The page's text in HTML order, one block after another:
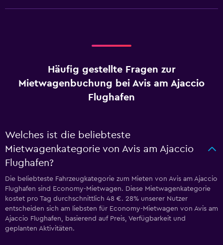
Häufig gestellte Fragen zur
Mietwagenbuchung bei Avis am Ajaccio
Flughafen
Welches ist die beliebteste
Mietwagenkategorie von Avis am Ajaccio
Flughafen?
Die beliebteste Fahrzeugkategorie zum Mieten von Avis am Ajaccio
Flughafen sind Economy-Mietwagen. Diese Mietwagenkategorie
kostet pro Tag durchschnittlich 48 €. 28% unserer Nutzer
entscheiden sich am liebsten für Economy-Mietwagen von Avis am
Ajaccio Flughafen, basierend auf Preis, Verfügbarkeit und
geplanten Aktivitäten.